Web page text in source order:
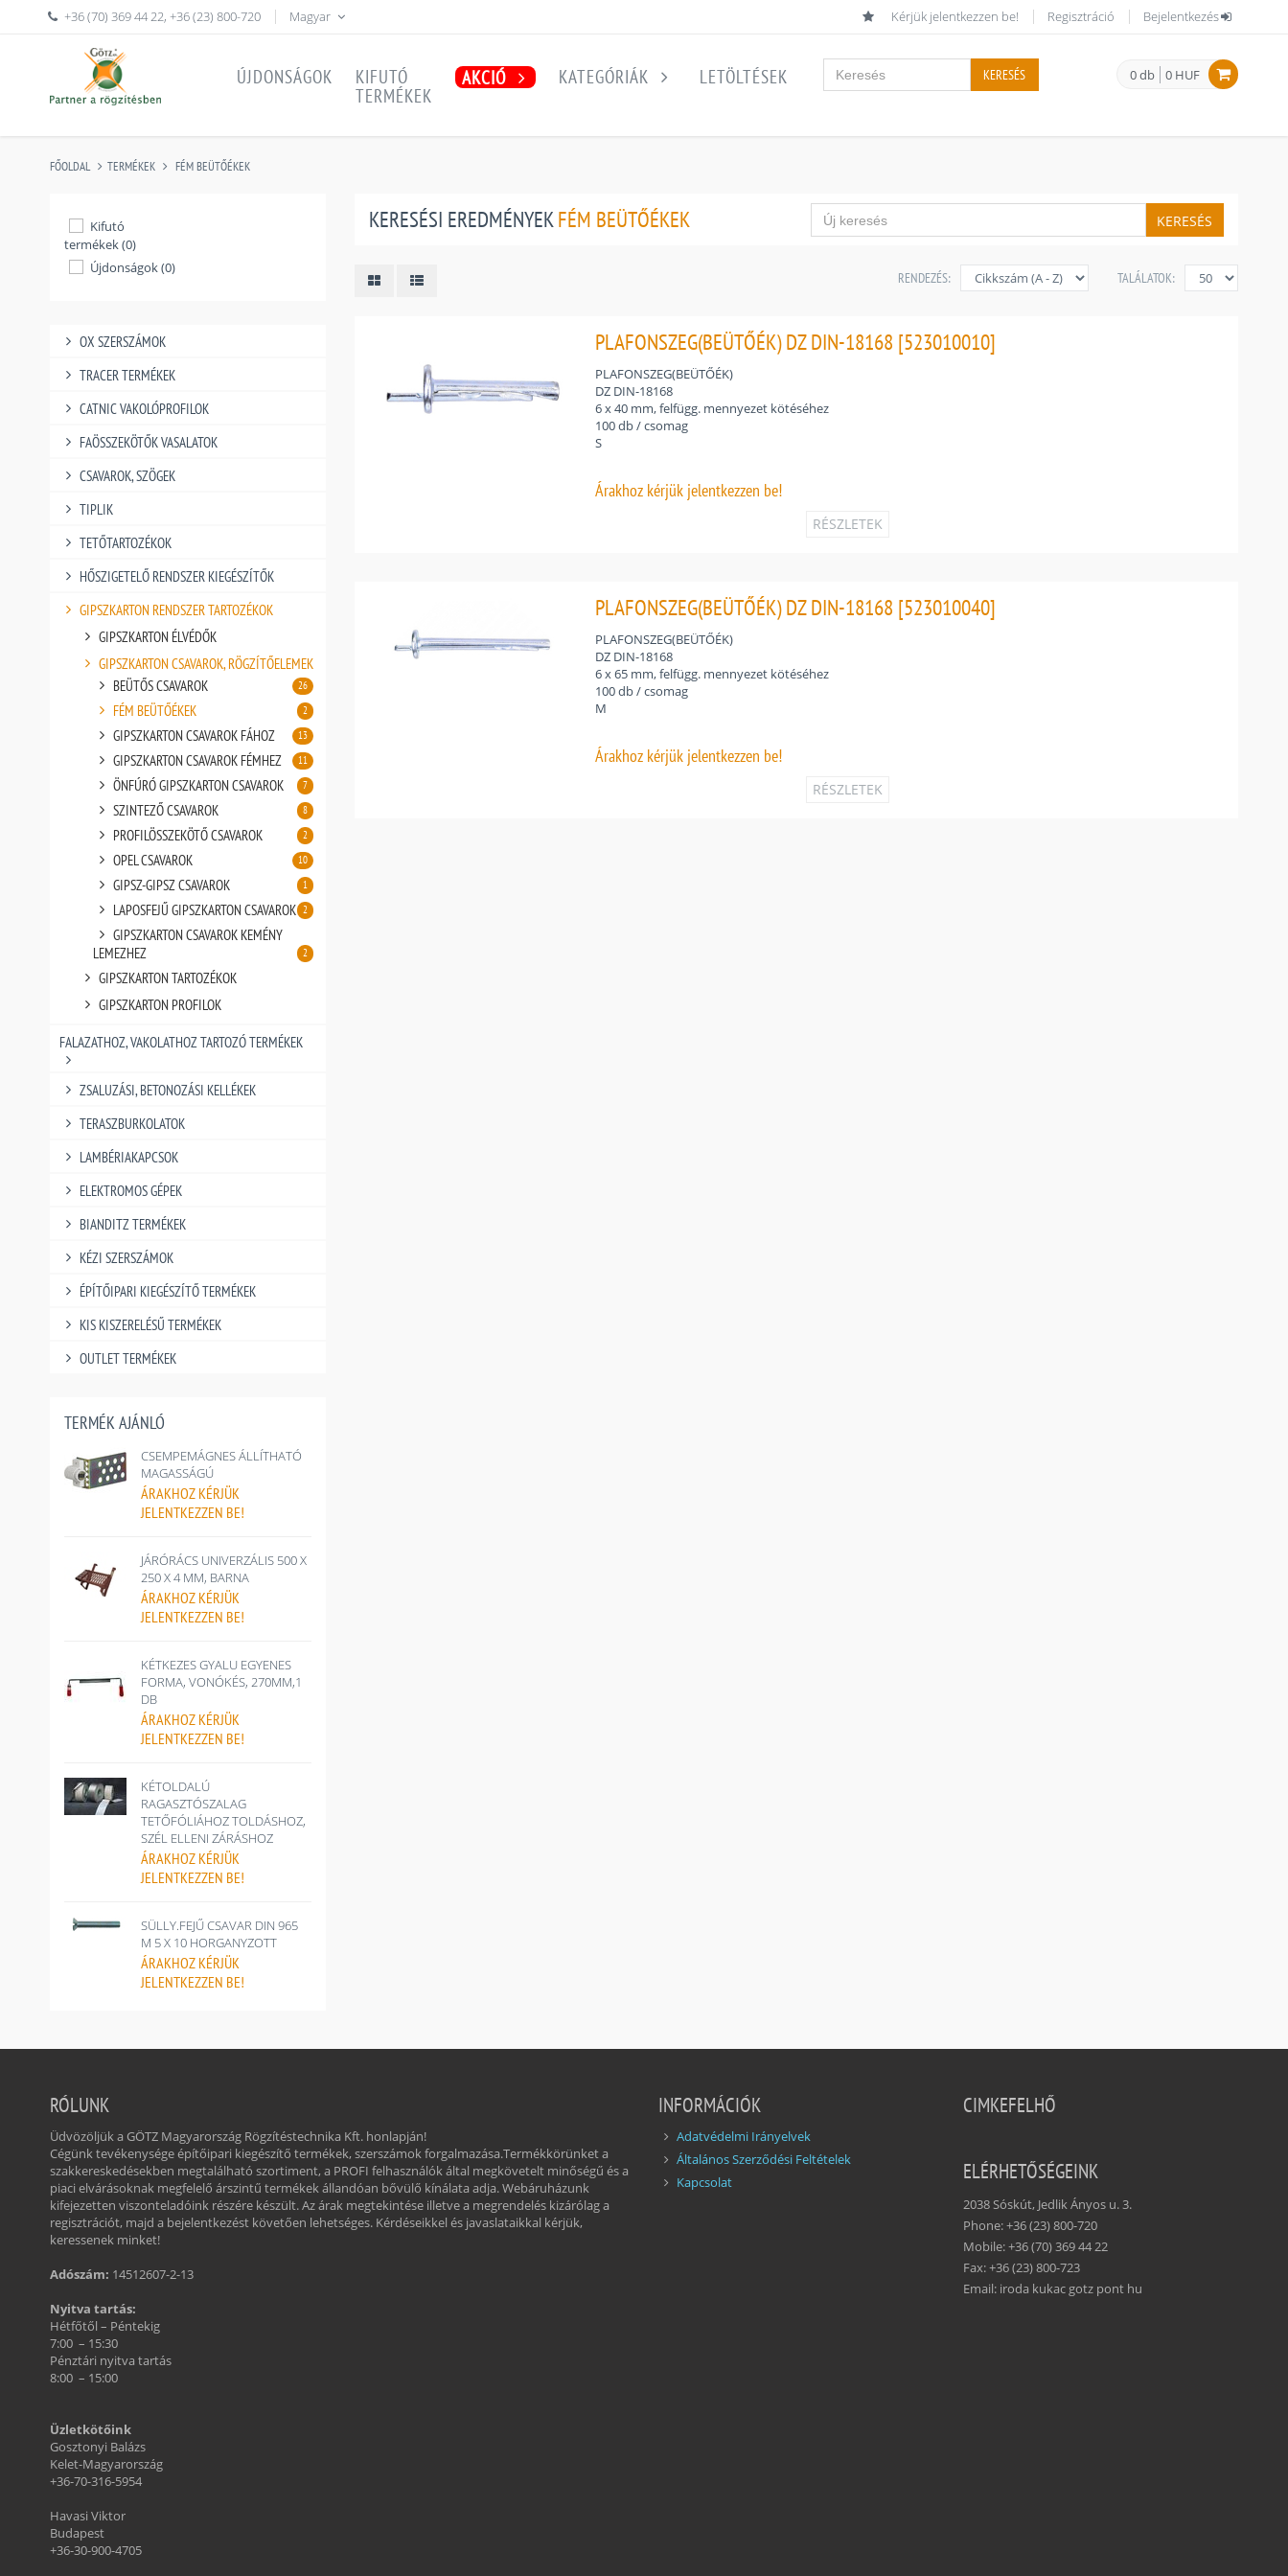
+36 (70) 369 44 22,+36 (23) 800-720 Magyar Kérjük jelentkezzen be! Regisztráció Bejelentkezés
0 db 0 HUF
ÚJDONSÁGOK
KIFUTÓ
TERMÉKEK
AKCIÓ KATEGÓRIÁK LETÖLTÉSEK KERESÉS
FŐOLDAL TERMÉKEK FÉM BEÜTŐÉKEK
Kifutó
termékek (0)
Újdonságok (0)
OX SZERSZÁMOK
TRACER TERMÉKEK
CATNIC VAKOLÓPROFILOK
FAÖSSZEKÖTŐK VASALATOK
CSAVAROK, SZÖGEK
TIPLIK
TETŐTARTOZÉKOK
HŐSZIGETELŐ RENDSZER KIEGÉSZÍTŐK
GIPSZKARTON RENDSZER TARTOZÉKOK
GIPSZKARTON ÉLVÉDŐK
GIPSZKARTON CSAVAROK, RÖGZÍTŐELEMEK
BEÜTŐS CSAVAROK
26
FÉM BEÜTŐÉKEK 2
GIPSZKARTON CSAVAROK FÁHOZ 13
GIPSZKARTON CSAVAROK FÉMHEZ 11
ÖNFÚRÓ GIPSZKARTON CSAVAROK 7
SZINTEZŐ CSAVAROK 8
PROFILÖSSZEKÖTŐ CSAVAROK 2
OPEL CSAVAROK 10
GIPSZ-GIPSZ CSAVAROK 1
LAPOSFEJŰ GIPSZKARTON CSAVAROK 2
GIPSZKARTON CSAVAROK KEMÉNY
LEMEZHEZ
2
GIPSZKARTON TARTOZÉKOK
GIPSZKARTON PROFILOK
FALAZATHOZ, VAKOLATHOZ TARTOZÓ TERMÉKEK
ZSALUZÁSI, BETONOZÁSI KELLÉKEK
TERASZBURKOLATOK
LAMBÉRIAKAPCSOK
ELEKTROMOS GÉPEK
BIANDITZ TERMÉKEK
KÉZI SZERSZÁMOK
ÉPÍTŐIPARI KIEGÉSZÍTŐ TERMÉKEK
KIS KISZERELÉSŰ TERMÉKEK
OUTLET TERMÉKEK
TERMÉK AJÁNLÓ
CSEMPEMÁGNES ÁLLÍTHATÓ
MAGASSÁGÚ
ÁRAKHOZ KÉRJÜK
JELENTKEZZEN BE!
JÁRÓRÁCS UNIVERZÁLIS 500 X
250 X 4 MM, BARNA
ÁRAKHOZ KÉRJÜK
JELENTKEZZEN BE!
KÉTKEZES GYALU EGYENES
FORMA, VONÓKÉS, 270MM,1
DB
ÁRAKHOZ KÉRJÜK
JELENTKEZZEN BE!
KÉTOLDALÚ
RAGASZTÓSZALAG
TETŐFÓLIÁHOZ TOLDÁSHOZ,
SZÉL ELLENI ZÁRÁSHOZ
ÁRAKHOZ KÉRJÜK
JELENTKEZZEN BE!
SÜLLY.FEJŰ CSAVAR DIN 965
M 5 X 10 HORGANYZOTT
ÁRAKHOZ KÉRJÜK
JELENTKEZZEN BE!
KERESÉSI EREDMÉNYEKFÉM BEÜTŐÉKEK KERESÉS
TALÁLATOK:
RENDEZÉS:
PLAFONSZEG(BEÜTŐÉK) DZ DIN-18168 [523010010]
PLAFONSZEG(BEÜTŐÉK)
DZ DIN-18168
6 x 40 mm, felfügg. mennyezet kötéséhez
100 db / csomag
S
Árakhoz kérjük jelentkezzen be!
RÉSZLETEK
PLAFONSZEG(BEÜTŐÉK) DZ DIN-18168 [523010040]
PLAFONSZEG(BEÜTŐÉK)
DZ DIN-18168
6 x 65 mm, felfügg. mennyezet kötéséhez
100 db / csomag
M
Árakhoz kérjük jelentkezzen be!
RÉSZLETEK
RÓLUNK
Üdvözöljük a GÖTZ Magyarország Rögzítéstechnika Kft. honlapján!
Cégünk tevékenysége építőipari kiegészítő termékek, szerszámok forgalmazása.Termékkörünket a
szakkereskedésekben megtalálható szortiment, a PROFI felhasználók által megkövetelt minőségű és a
piaci elvárásoknak megfelelő árszintű termékek állandóan bővülő kínálata adja. Webáruházunk
kifejezetten viszonteladóink részére készült. Az árak megtekintése illetve a megrendelés kizárólag a
regisztrációt, majd a bejelentkezést követően lehetséges. Kérdéseikkel és javaslataikkal kérjük,
keressenek minket!
Adószám: 14512607-2-13
Nyitva tartás:
Hétfőtől – Péntekig
7:00 – 15:30
Pénztári nyitva tartás
8:00 – 15:00
Üzletkötőink
Gosztonyi Balázs
Kelet-Magyarország
+36-70-316-5954
Havasi Viktor
Budapest
+36-30-900-4705
INFORMÁCIÓK
Adatvédelmi Irányelvek
Általános Szerződési Feltételek
Kapcsolat
CIMKEFELHŐ
ELÉRHETŐSÉGEINK
2038 Sóskút, Jedlik Ányos u. 3.
Phone: +36 (23) 800-720
Mobile: +36 (70) 369 44 22
Fax: +36 (23) 800-723
Email: iroda kukac gotz pont hu